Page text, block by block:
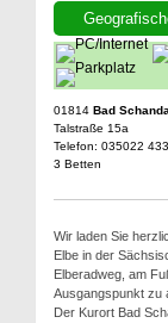
01814 Bad
Talstraße 15a
Telefon: 035022
3 Betten
Wir laden Sie
Elbe in der
Elberadweg, am
Ausgangspunkt zu
Der Kurort Bad